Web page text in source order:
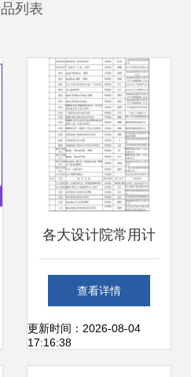
列表
各大设计院常用计
算机应用软件清单
——助力高精度设
查看详情
更新时间：2026-08-04
17:16:38